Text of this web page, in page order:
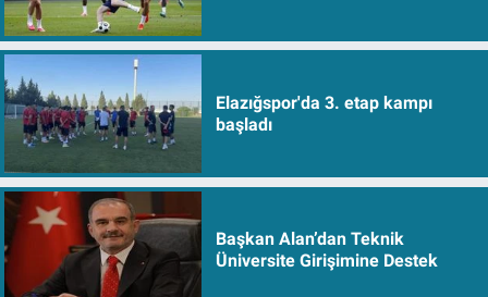
Elazığspor'da 3. etap kampı
başladı
Başkan Alan’dan Teknik
Üniversite Girişimine Destek